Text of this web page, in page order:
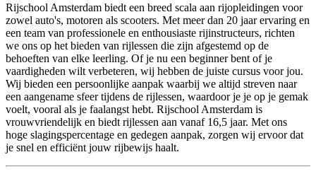
Rijschool Amsterdam biedt een breed scala aan rijopleidingen voor
zowel auto's, motoren als scooters. Met meer dan 20 jaar ervaring en
een team van professionele en enthousiaste rijinstructeurs, richten
we ons op het bieden van rijlessen die zijn afgestemd op de
behoeften van elke leerling. Of je nu een beginner bent of je
vaardigheden wilt verbeteren, wij hebben de juiste cursus voor jou.
Wij bieden een persoonlijke aanpak waarbij we altijd streven naar
een aangename sfeer tijdens de rijlessen, waardoor je je op je gemak
voelt, vooral als je faalangst hebt. Rijschool Amsterdam is
vrouwvriendelijk en biedt rijlessen aan vanaf 16,5 jaar. Met ons
hoge slagingspercentage en gedegen aanpak, zorgen wij ervoor dat
je snel en efficiënt jouw rijbewijs haalt.